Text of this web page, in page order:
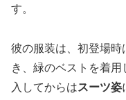
す。
彼の服装は、初登場
き、緑のベストを着
入してからはスーツ姿